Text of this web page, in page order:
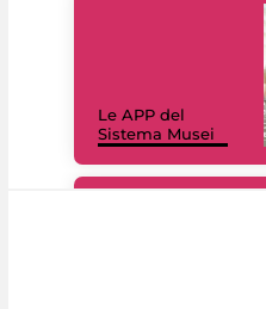
Le APP del
Sistema Musei